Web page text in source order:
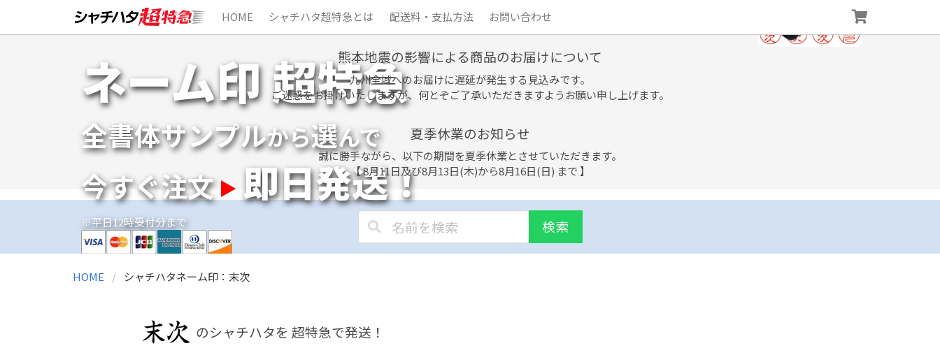
HOME シャチハタ超特急とは 配送料・支払方法 お問い合わせ
ネーム印 超特急
全書体サンプルから選んで
今すぐ注文 即日発送！
※平日12時受付分まで
熊本地震の影響による商品のお届けについて
九州全域へのお届けに遅延が発生する見込みです。
ご迷惑をお掛けいたしますが、何とぞご了承いただきますようお願い申し上げます。
夏季休業のお知らせ
誠に勝手ながら、以下の期間を夏季休業とさせていただきます。
【 8月11日及び8月13日(木)から8月16日(日) まで 】
検索
HOME シャチハタネーム印：末次
のシャチハタを 超特急で発送！